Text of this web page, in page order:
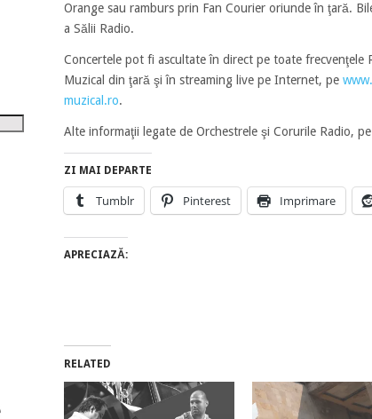
Orange sau ramburs prin Fan Courier oriunde în ţară.
a Sălii Radio.
Concertele pot fi ascultate în direct pe toate frecvenţele
Muzical din ţară şi în streaming live pe Internet, pe
muzical.ro.
Alte informaţii legate de Orchestrele şi Corurile Radio, pe
ZI MAI DEPARTE
Tumblr Pinterest Imprimare
APRECIAZĂ:
RELATED